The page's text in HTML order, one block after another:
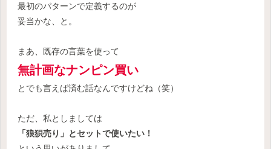
最初のパターンで定義するのが
妥当かな、と。
まあ、既存の言葉を使って
無計画なナンピン買い
とでも言えば済む話なんですけどね（笑）
ただ、私としましては
「狼狽売り」とセットで使いたい！